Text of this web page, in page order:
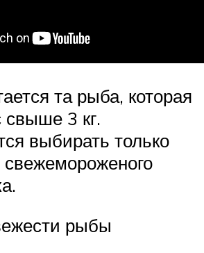
та рыба, которая
свыше 3 кг.
выбирать только
свежемороженого
рыбы